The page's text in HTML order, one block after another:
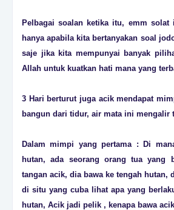
Pelbagai soalan ketika itu, emm solat
hanya apabila kita bertanyakan soal
saje jika kita mempunyai banyak
Allah untuk kuatkan hati mana yang
3 Hari berturut juga acik mendapat
bangun dari tidur, air mata ini mengalir
Dalam mimpi yang pertama : Di
hutan, ada seorang orang tua yang
tangan acik, dia bawa ke tengah hutan,
di situ yang cuba lihat apa yang
hutan, Acik jadi pelik , kenapa bawa